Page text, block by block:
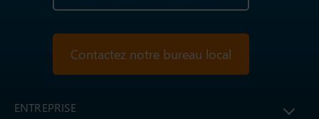
Contactez notre bureau local
ENTREPRISE